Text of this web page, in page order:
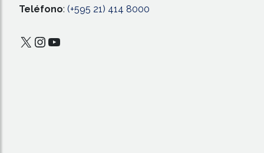
Teléfono: (+595 21) 414 8000
X Instagram
YouTube